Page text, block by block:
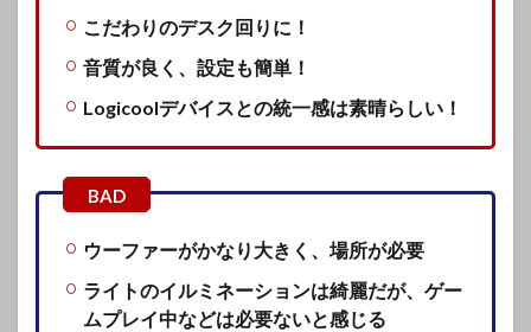
こだわりのデスク回りに！
音質が良く、設定も簡単！
Logicoolデバイスとの統一感は素晴らしい！
ウーファーがかなり大きく、場所が必要
ライトのイルミネーションは綺麗だが、ゲー
ムプレイ中などは必要ないと感じる